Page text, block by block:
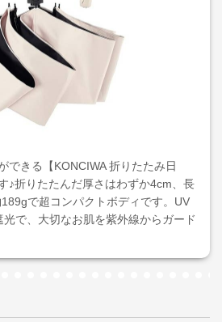
できる【KONCIWA 折りたたみ日
♪折りたたんだ厚さはわずか4cm、長
で超コンパクトボディです。UV
で、大切なお肌を紫外線からガード